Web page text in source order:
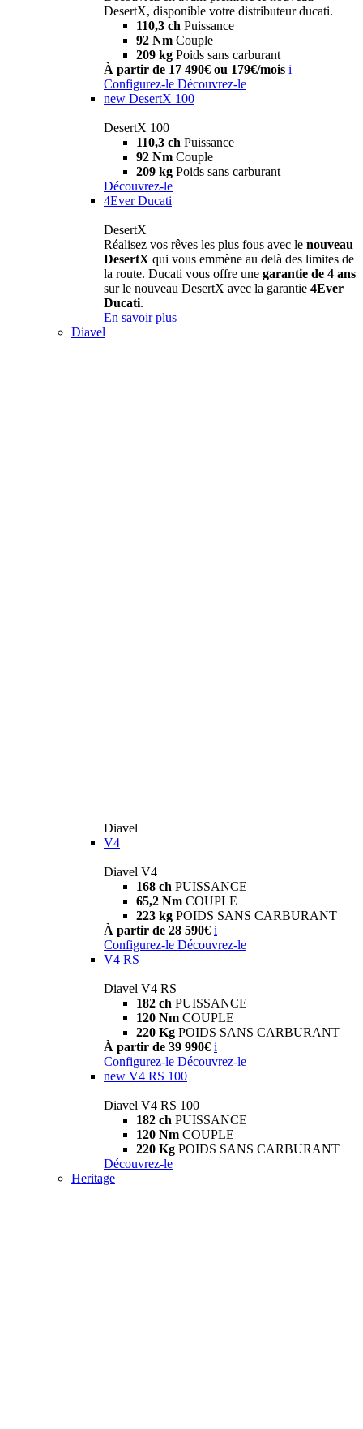
DesertX, disponible votre distributeur ducati.
110,3 ch Puissance
92 Nm Couple
209 kg Poids sans carburant
À partir de 17 490€ ou 179€/mois i
Configurez-le Découvrez-le
new DesertX 100
DesertX 100
110,3 ch Puissance
92 Nm Couple
209 kg Poids sans carburant
Découvrez-le
4Ever Ducati
DesertX
Réalisez vos rêves les plus fous avec le nouveau
DesertX qui vous emmène au delà des limites de
la route. Ducati vous offre une garantie de 4 ans
sur le nouveau DesertX avec la garantie 4Ever
Ducati.
En savoir plus
Diavel
Diavel
V4
Diavel V4
168 ch PUISSANCE
65,2 Nm COUPLE
223 kg POIDS SANS CARBURANT
À partir de 28 590€ i
Configurez-le Découvrez-le
V4 RS
Diavel V4 RS
182 ch PUISSANCE
120 Nm COUPLE
220 Kg POIDS SANS CARBURANT
À partir de 39 990€ i
Configurez-le Découvrez-le
new V4 RS 100
Diavel V4 RS 100
182 ch PUISSANCE
120 Nm COUPLE
220 Kg POIDS SANS CARBURANT
Découvrez-le
Heritage